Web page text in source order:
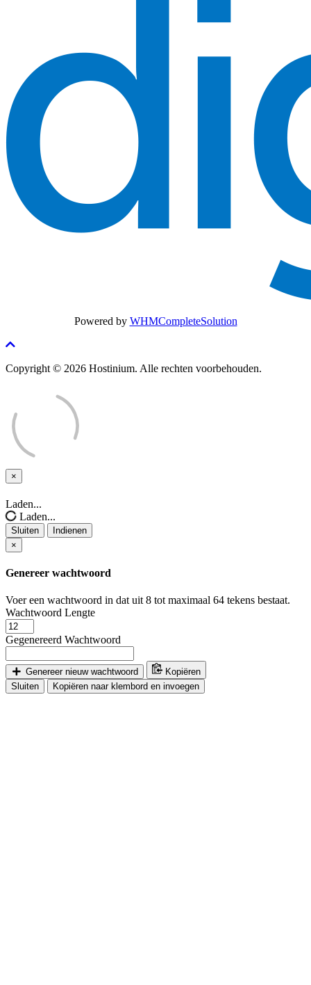
Powered by WHMCompleteSolution
Copyright © 2026 Hostinium. Alle rechten voorbehouden.
×
Sluiten
Laden...
Laden...
Sluiten
Indienen
×
Genereer wachtwoord
Voer een wachtwoord in dat uit 8 tot maximaal 64 tekens bestaat.
Wachtwoord Lengte
Gegenereerd Wachtwoord
Genereer nieuw wachtwoord
Kopiëren
Sluiten
Kopiëren naar klembord en invoegen